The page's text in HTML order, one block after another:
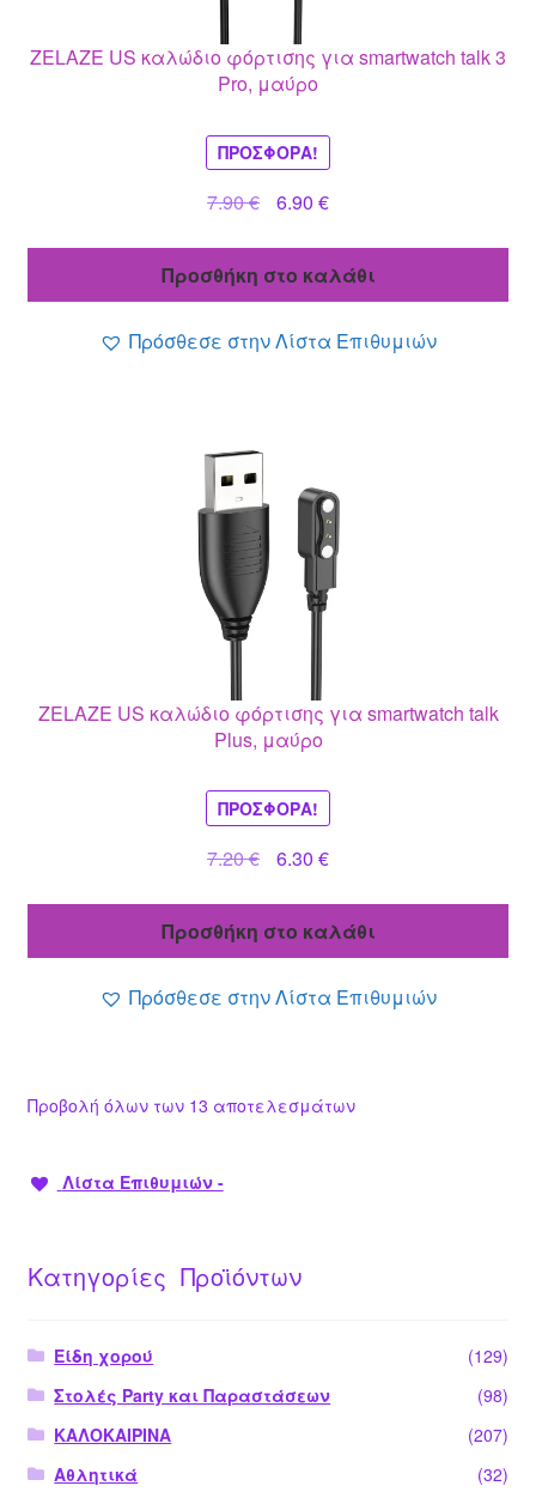
ZELAZE US καλώδιο φόρτισης για smartwatch talk 3
Pro, μαύρο
ΠΡΟΣΦΟΡΆ!
7.90€
Original
7.90 €.
6.90 €Η
είναι:
Προσθήκη στο καλάθι
Πρόσθεσε στην Λίστα Επιθυμιών
ZELAZE US καλώδιο φόρτισης για smartwatch talk
Plus, μαύρο
ΠΡΟΣΦΟΡΆ!
7.20€
Original
7.20 €.
6.30 €Η
είναι:
Προσθήκη στο καλάθι
Πρόσθεσε στην Λίστα Επιθυμιών
Προβολή όλων των 13 αποτελεσμάτων
Λίστα Επιθυμιών -
Κατηγορίες Προϊόντων
Είδη χορού
(129)
Στολές Party και Παραστάσεων
(98)
ΚΑΛΟΚΑΙΡΙΝΑ
(207)
Αθλητικά
(32)